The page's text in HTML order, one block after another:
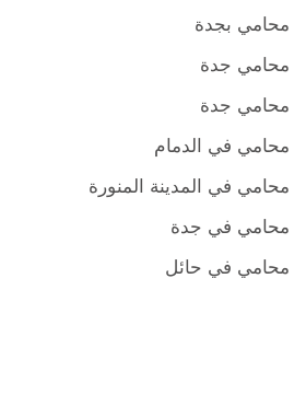
محامي بجدة
محامي جدة
محامي جدة
محامي في الدمام
محامي في المدينة المنورة
محامي في جدة
محامي في حائل